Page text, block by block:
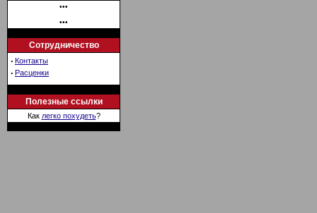
•••
•••
Сотрудничество
· Контакты
· Расценки
Полезные ссылки
Как легко похудеть?